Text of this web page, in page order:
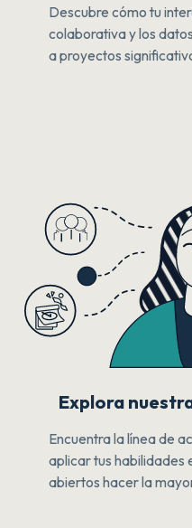
Descubre cómo tu
colaborativa y los
a proyectos
Explora
Encuentra la línea de
aplicar tus habilidades
abiertos hacer la